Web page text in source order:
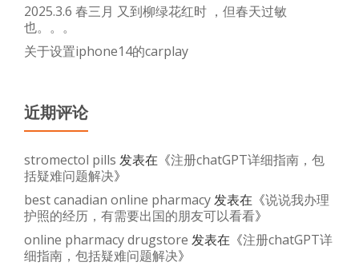
得
2025.3.6 春三月 又到柳绿花红时 ，但春天过敏
也。。。
关于设置iphone14的carplay
近期评论
stromectol pills 发表在《注册chatGPT详细指南，包
括疑难问题解决》
best canadian online pharmacy发表在《说说我办理
护照的经历，有需要出国的朋友可以看看》
online pharmacy drugstore 发表在《注册chatGPT详
细指南，包括疑难问题解决》